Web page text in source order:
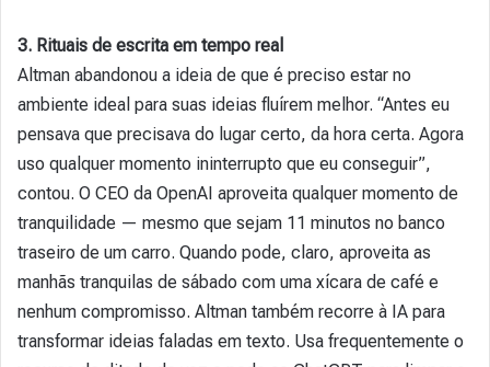
3. Rituais de escrita em tempo real
Altman abandonou a ideia de que é preciso estar no
ambiente ideal para suas ideias fluírem melhor. “Antes eu
pensava que precisava do lugar certo, da hora certa. Agora
uso qualquer momento ininterrupto que eu conseguir”,
contou. O CEO da OpenAI aproveita qualquer momento de
tranquilidade — mesmo que sejam 11 minutos no banco
traseiro de um carro. Quando pode, claro, aproveita as
manhãs tranquilas de sábado com uma xícara de café e
nenhum compromisso. Altman também recorre à IA para
transformar ideias faladas em texto. Usa frequentemente o